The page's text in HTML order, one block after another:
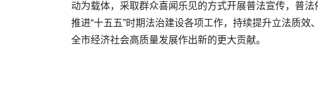
动为载体，采取群众喜闻乐见的方式开展普法宣传，普
推进“十五五”时期法治建设各项工作，持续提升立法质
全市经济社会高质量发展作出新的更大贡献。